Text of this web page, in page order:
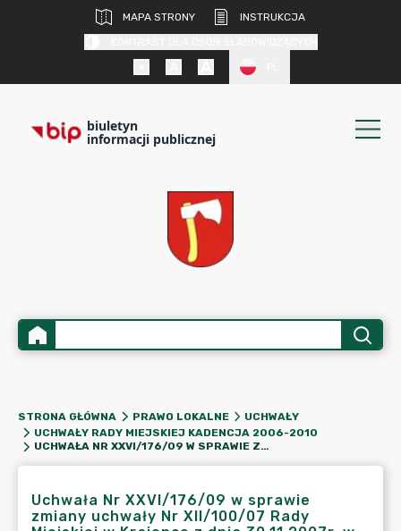
MAPA STRONY
INSTRUKCJA
biuletyn
informacji publicznej
STRONA GŁÓWNA PRAWO LOKALNE
UCHWAŁY
UCHWAŁY RADY MIEJSKIEJ KADENCJA 2006-2010
UCHWAŁA NR XXVI/176/09 W SPRAWIE ZMIANY UCHWAŁY NR XII/100/07 RADY MIEJSKIEJ W KRAJENCE Z DNIA 30.11.2007R. W SPRAWIE USTALENIA MINIMALNYCH STAWEK CZYNSZU Z TYTUŁU NAJMU LUB DZIERŻAWY NIERUCHOMOŚCI BĘDĄCYCH WŁASNOŚCIĄ GMINY I MIASTA KRAJENKA
Uchwała Nr XXVI/176/09 w sprawie
zmiany uchwały Nr XII/100/07 Rady